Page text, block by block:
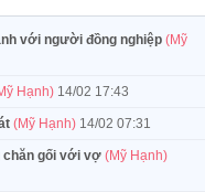
với người đồng nghiệp (Mỹ
Hạnh) 14/02 17:43
(Mỹ Hạnh) 14/02 07:31
chăn gối với vợ (Mỹ Hạnh)